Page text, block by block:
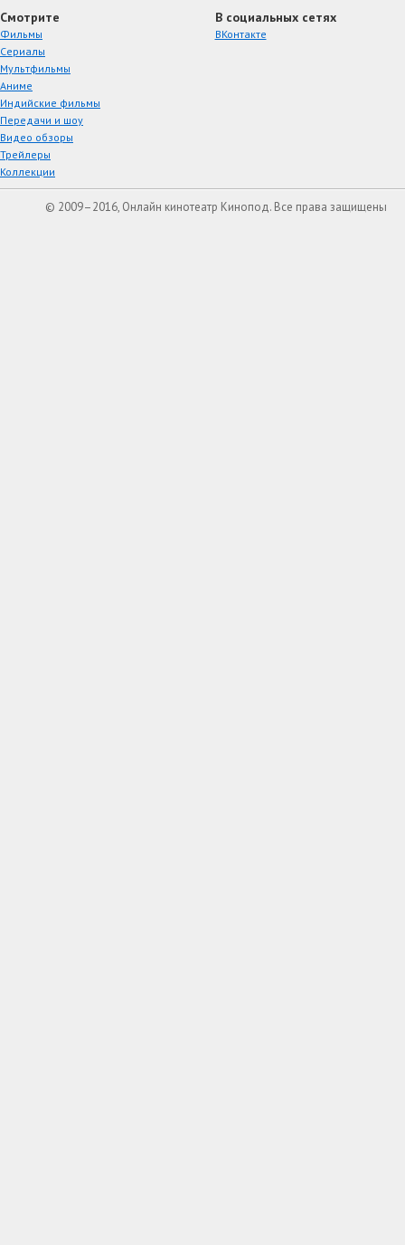
Смотрите
Фильмы
Сериалы
Мультфильмы
Аниме
Индийские фильмы
Передачи и шоу
Видео обзоры
Трейлеры
Коллекции
В социальных сетях
ВКонтакте
© 2009–2016, Онлайн кинотеатр Кинопод. Все права защищены